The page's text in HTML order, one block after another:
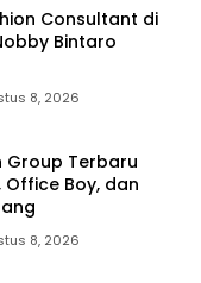
Consultant di
Bintaro
8, 2026
Group Terbaru
Office Boy, dan
8, 2026